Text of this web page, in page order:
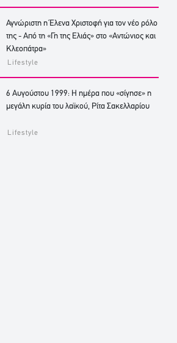
Αγνώριστη η Έλενα Χριστοφή για τον νέο ρόλο
της - Από τη «Γη της Ελιάς» στο «Αντώνιος και
Κλεοπάτρα»
Lifestyle
6 Αυγούστου 1999: Η ημέρα που «σίγησε» η
μεγάλη κυρία του λαϊκού, Ρίτα Σακελλαρίου
Lifestyle